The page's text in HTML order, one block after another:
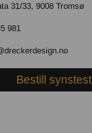
31/33, 9008 Tromsø
981
Bestill synstest